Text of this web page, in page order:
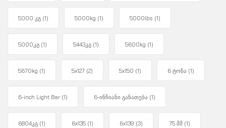
5000 კგ (1) 5000kg (1) 5000lbs (1)
5000კგ (1) 5443კგ (1) 5600kg (1)
5670kg (1) 5x127 (2) 5x150 (1) 6 ტონა (1)
6-inch Light Bar (1) 6-ინჩიანი განათება (1)
6804კგ (1) 6x135 (1) 6x139 (3) 75 მმ (1)